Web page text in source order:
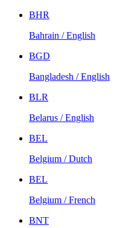
BHR
Bahrain / English
BGD
Bangladesh / English
BLR
Belarus / English
BEL
Belgium / Dutch
BEL
Belgium / French
BNT